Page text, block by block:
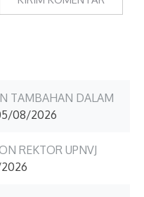
TAMBAHAN DALAM
08/2026
REKTOR UPNVJ